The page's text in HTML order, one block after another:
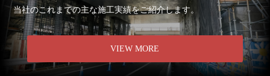
当社のこれまでの主な施工実績をご紹介します。
VIEW MORE